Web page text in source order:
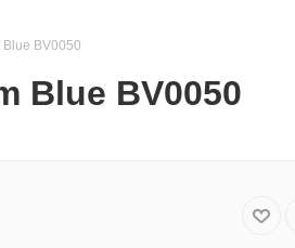
BV0050
Blue BV0050